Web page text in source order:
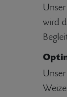
wird